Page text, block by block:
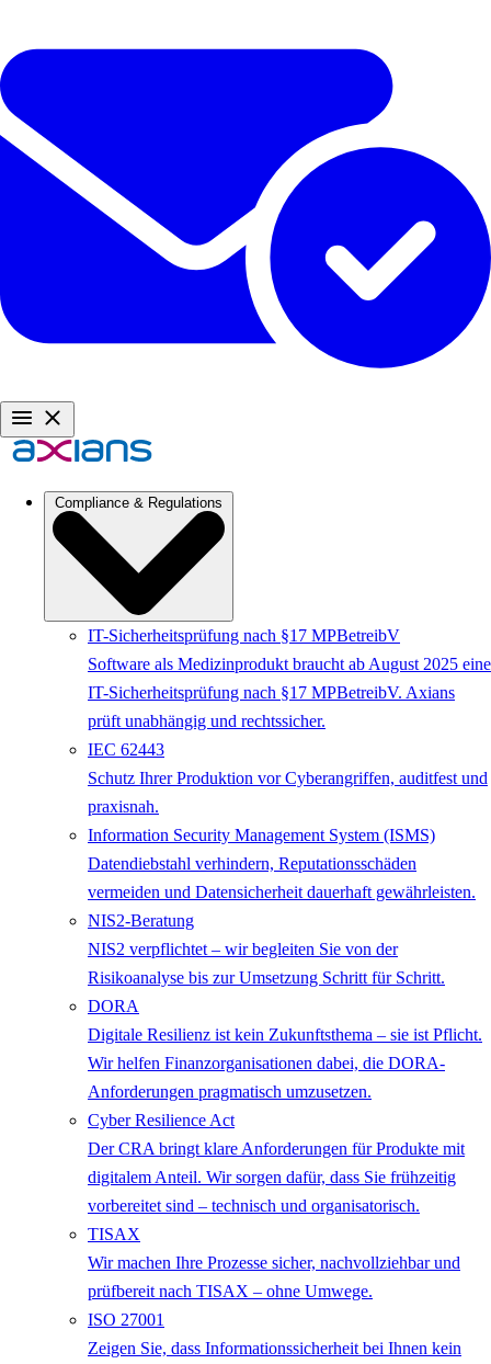
Compliance & Regulations
IT-Sicherheitsprüfung nach §17 MPBetreibV
Software als Medizinprodukt braucht ab August 2025 eine
IT-Sicherheitsprüfung nach §17 MPBetreibV. Axians
prüft unabhängig und rechtssicher.
IEC 62443
Schutz Ihrer Produktion vor Cyberangriffen, auditfest und
praxisnah.
Information Security Management System (ISMS)
Datendiebstahl verhindern, Reputationsschäden
vermeiden und Datensicherheit dauerhaft gewährleisten.
NIS2-Beratung
NIS2 verpflichtet – wir begleiten Sie von der
Risikoanalyse bis zur Umsetzung Schritt für Schritt.
DORA
Digitale Resilienz ist kein Zukunftsthema – sie ist Pflicht.
Wir helfen Finanzorganisationen dabei, die DORA-
Anforderungen pragmatisch umzusetzen.
Cyber Resilience Act
Der CRA bringt klare Anforderungen für Produkte mit
digitalem Anteil. Wir sorgen dafür, dass Sie frühzeitig
vorbereitet sind – technisch und organisatorisch.
TISAX
Wir machen Ihre Prozesse sicher, nachvollziehbar und
prüfbereit nach TISAX – ohne Umwege.
ISO 27001
Zeigen Sie, dass Informationssicherheit bei Ihnen kein